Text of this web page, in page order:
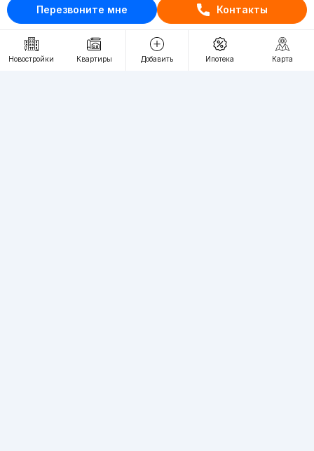
Перезвоните мне Контакты
Новостройки Квартиры Добавить Ипотека Карта
+998 (78) 113-20-86
+998 (93) 390-30-10
Пн-Пт. С 9:30 до 18:00